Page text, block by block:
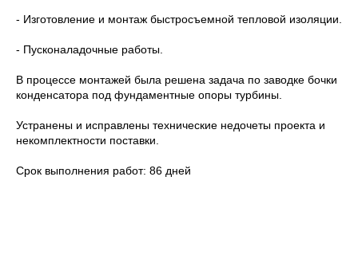
- Изготовление и монтаж быстросъемной тепловой изоляции.
- Пусконаладочные работы.
В процессе монтажей была решена задача по заводке бочки
конденсатора под фундаментные опоры турбины.
Устранены и исправлены технические недочеты проекта и
некомплектности поставки.
Срок выполнения работ: 86 дней